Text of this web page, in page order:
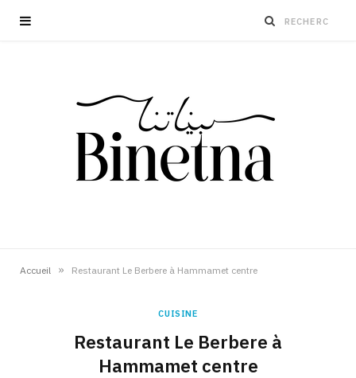
Accueil » Restaurant Le Berbere à Hammamet centre
CUISINE
Restaurant Le Berbere à
Hammamet centre